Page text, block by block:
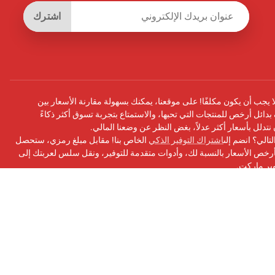
اشترك
أن يكون مكلفًا! على موقعنا، يمكنك بسهولة مقارنة الأسعار بين
أرخص للمنتجات التي تحبها، والاستمتاع بتجربة تسوق أكثر ذكاءً
نتدلل بأسعار أكثر عدلاً، بغض النظر عن وضعنا المالي.
انضم إلىاشتراك التوفير الذكي الخاص بنا! مقابل مبلغ رمزي، ستحصل
الأسعار بالنسبة لك، وأدوات متقدمة للتوفير، ونقل سلس لعربتك إلى
ماركت.